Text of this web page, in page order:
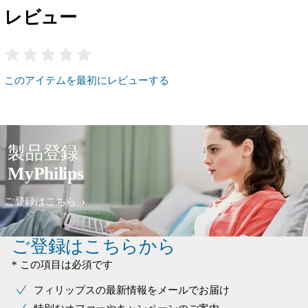
レビュー
このアイテムを最初にレビューする
製品登録
MyPhilips
ご登録はこちら
ご登録はこちらから
* この項目は必須です
フィリップスの最新情報をメールでお届け